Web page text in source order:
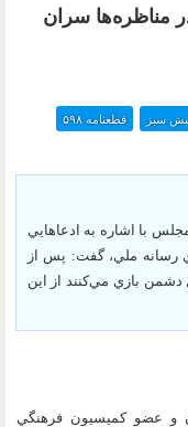
مناظره‌ها سران
سبز
قطعنامه ۵۹۸
با اشاره به ادعاهايي
رسانه ملي، گفت: پس از
دشمن بازي مي‌كنند از اين
و عضو كميسيون فرهنگي